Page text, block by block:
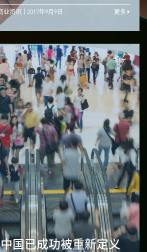
业资讯 2017年9月9日 更多
分享
国已成功被重新定义